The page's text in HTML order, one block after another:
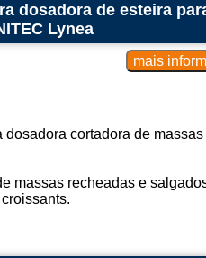
dosadora de esteira
Lynea
dosadora cortadora de
massas recheadas e